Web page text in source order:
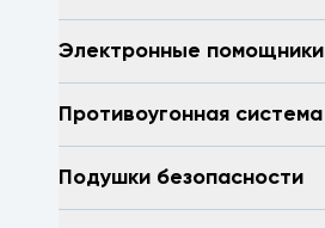
Электронные помощники
Противоугонная система
Подушки безопасности